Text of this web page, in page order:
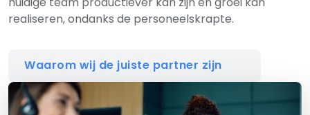
realiseren, ondanks de personeelskrapte.
Waarom wij de juiste partner zijn